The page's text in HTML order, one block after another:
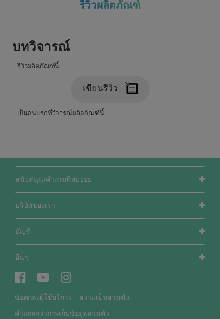
รีวิวผลิตภัณฑ์
สนับสนุน/คำถามที่พบบ่อย
บริษัทของเรา
บัญชี
อื่นๆ
ข้อตกลงผู้ใช้บริการ
ความเป็นส่วนตัว
คำแถลงว่าการเก็บข้อมูลส่วนตัว